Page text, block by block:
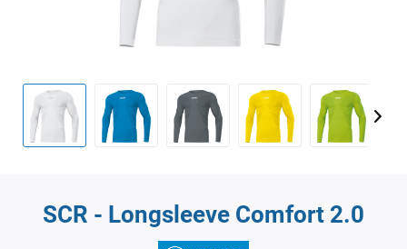
SCR - Longsleeve Comfort 2.0